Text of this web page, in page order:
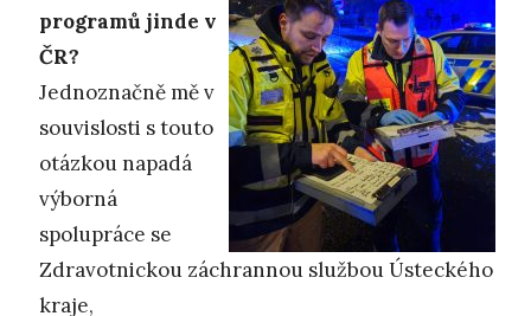
programů jinde v
ČR?
Jednoznačně mě v
souvislosti s touto
otázkou napadá
výborná
spolupráce se
Zdravotnickou záchrannou službou Ústeckého
kraje,